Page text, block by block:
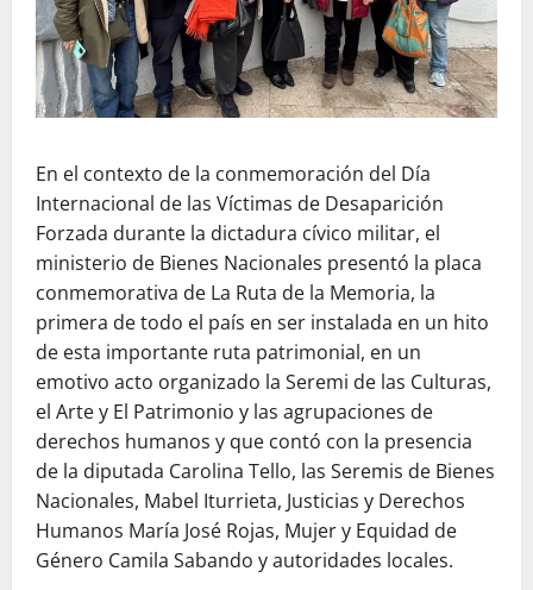
En el contexto de la conmemoración del Día
Internacional de las Víctimas de Desaparición
Forzada durante la dictadura cívico militar, el
ministerio de Bienes Nacionales presentó la placa
conmemorativa de La Ruta de la Memoria, la
primera de todo el país en ser instalada en un hito
de esta importante ruta patrimonial, en un
emotivo acto organizado la Seremi de las Culturas,
el Arte y El Patrimonio y las agrupaciones de
derechos humanos y que contó con la presencia
de la diputada Carolina Tello, las Seremis de Bienes
Nacionales, Mabel Iturrieta, Justicias y Derechos
Humanos María José Rojas, Mujer y Equidad de
Género Camila Sabando y autoridades locales.